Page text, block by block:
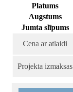
Platums
Augstums
Jumta slīpums
Cena ar atlaidi
Projekta izmaksas